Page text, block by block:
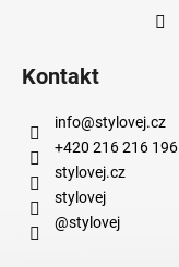
Kontakt
info@stylovej.cz
+420 216 216 196
stylovej.cz
stylovej
@stylovej